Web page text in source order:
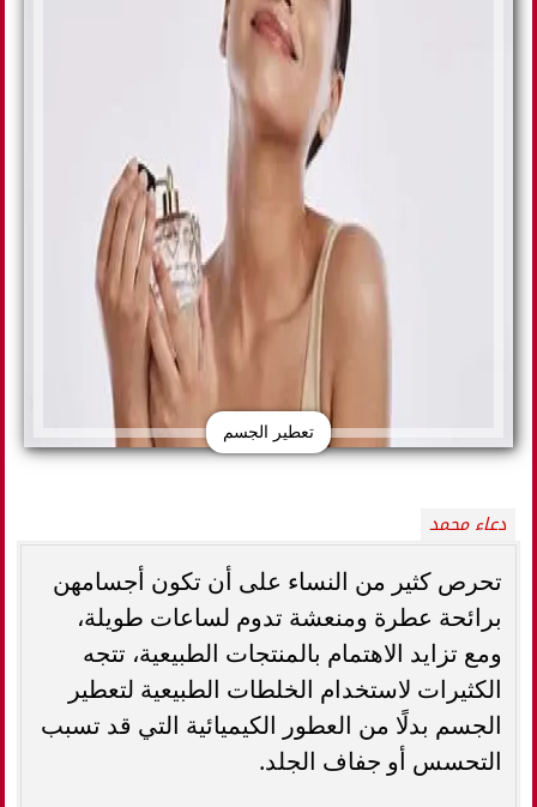
تعطير الجسم
دعاء محمد
تحرص كثير من النساء على أن تكون أجسامهن
برائحة عطرة ومنعشة تدوم لساعات طويلة،
ومع تزايد الاهتمام بالمنتجات الطبيعية، تتجه
الكثيرات لاستخدام الخلطات الطبيعية لتعطير
الجسم بدلًا من العطور الكيميائية التي قد تسبب
التحسس أو جفاف الجلد.